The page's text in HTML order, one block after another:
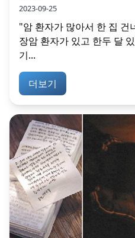
2023-09-25
"암 환자가 많아서 한 집 건
장암 환자가 있고 한두 달
기...
더보기